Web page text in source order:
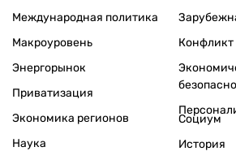
Международная политика
Макроуровень
Энергорынок
Приватизация
Экономика регионов
Конфликт
Наука
Социум
История